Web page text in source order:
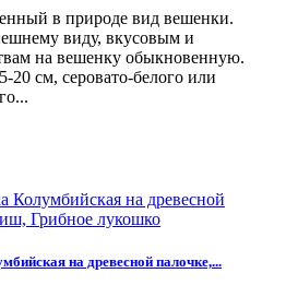
в природе вид вешенки.
виду, вкусовым и
на вешенку обыкновенную.
см, серовато-белого или
на древесной палочке,...